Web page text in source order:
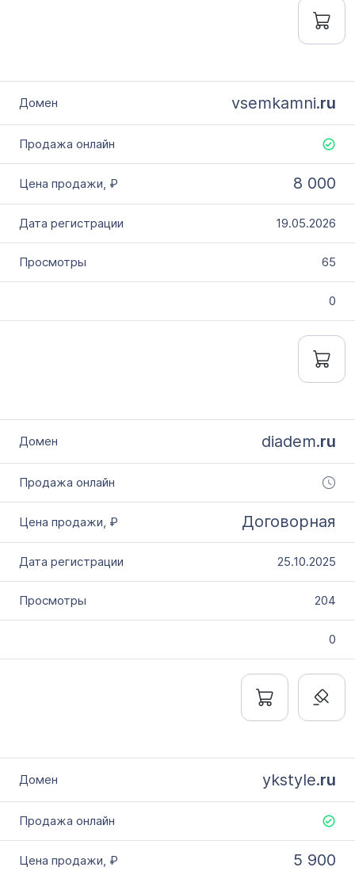
vsemkamni.ru
8 000
19.05.2026
65
0
diadem.ru
Договорная
25.10.2025
204
0
ykstyle.ru
5 900